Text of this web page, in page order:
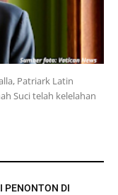
Patriark Latin
Suci telah kelelahan
PENONTON DI